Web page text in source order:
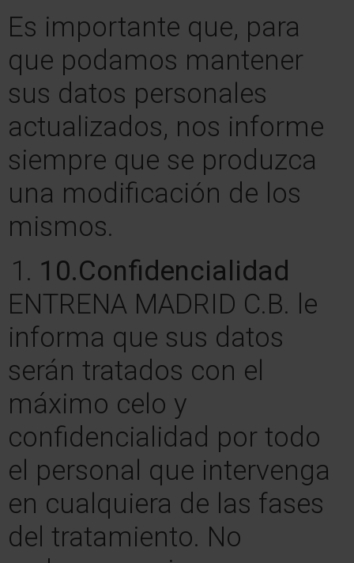
Es importante que, para
que podamos mantener
sus datos personales
actualizados, nos informe
siempre que se produzca
una modificación de los
mismos.
10.Confidencialidad
ENTRENA MADRID C.B. le
informa que sus datos
serán tratados con el
máximo celo y
confidencialidad por todo
el personal que intervenga
en cualquiera de las fases
del tratamiento. No